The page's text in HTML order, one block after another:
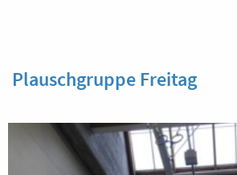
Plauschgruppe Freitag